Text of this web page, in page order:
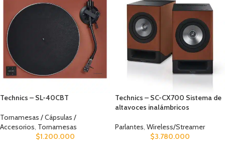
Technics – SL-40CBT
Tornamesas / Cápsulas /
Accesorios, Tornamesas
$1.200.000
Technics – SC-CX700 Sistema de
altavoces inalámbricos
Parlantes, Wireless/Streamer
$3.780.000